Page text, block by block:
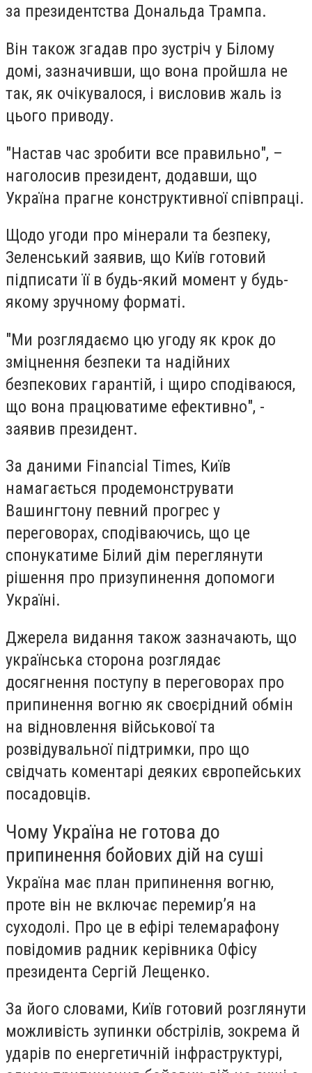
за президентства Дональда Трампа.
Він також згадав про зустріч у Білому
домі, зазначивши, що вона пройшла не
так, як очікувалося, і висловив жаль із
цього приводу.
"Настав час зробити все правильно", –
наголосив президент, додавши, що
Україна прагне конструктивної співпраці.
Щодо угоди про мінерали та безпеку,
Зеленський заявив, що Київ готовий
підписати її в будь-який момент у будь-
якому зручному форматі.
"Ми розглядаємо цю угоду як крок до
зміцнення безпеки та надійних
безпекових гарантій, і щиро сподіваюся,
що вона працюватиме ефективно", -
заявив президент.
За даними Financial Times, Київ
намагається продемонструвати
Вашингтону певний прогрес у
переговорах, сподіваючись, що це
спонукатиме Білий дім переглянути
рішення про призупинення допомоги
Україні.
Джерела видання також зазначають, що
українська сторона розглядає
досягнення поступу в переговорах про
припинення вогню як своєрідний обмін
на відновлення військової та
розвідувальної підтримки, про що
свідчать коментарі деяких європейських
посадовців.
Чому Україна не готова до
припинення бойових дій на суші
Україна має план припинення вогню,
проте він не включає перемир’я на
суходолі. Про це в ефірі телемарафону
повідомив радник керівника Офісу
президента Сергій Лещенко.
За його словами, Київ готовий розглянути
можливість зупинки обстрілів, зокрема й
ударів по енергетичній інфраструктурі,